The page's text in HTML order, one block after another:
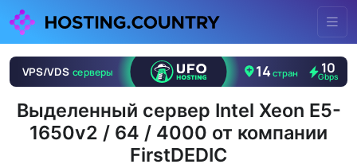
Выделенный сервер Intel Xeon E5-
1650v2 / 64 / 4000 от компании
FirstDEDIC